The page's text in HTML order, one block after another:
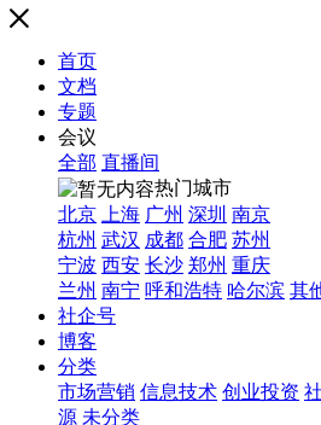
首页
文档
专题
会议
全部 直播间
热门城市
北京
上海 广州 深圳 南京
杭州 武汉 成都 合肥 苏州
宁波 西安 长沙 郑州 重庆
兰州 南宁 呼和浩特 哈尔滨 其
社企号
博客
分类
市场营销 信息技术 创业投资
源 未分类